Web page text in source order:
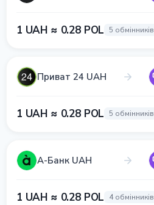
1 UAH ≈ 0.28 POL 5 обмінників
Приват 24 UAH
1 UAH ≈ 0.28 POL 5 обмінників
А-Банк UAH
1 UAH ≈ 0.28 POL 4 обмінників